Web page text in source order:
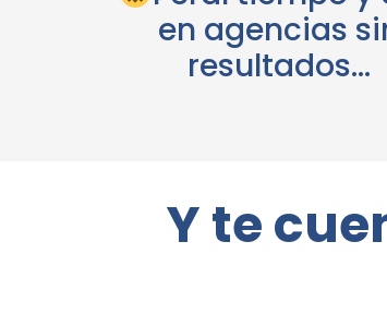
en agencias
resultados…
Y te